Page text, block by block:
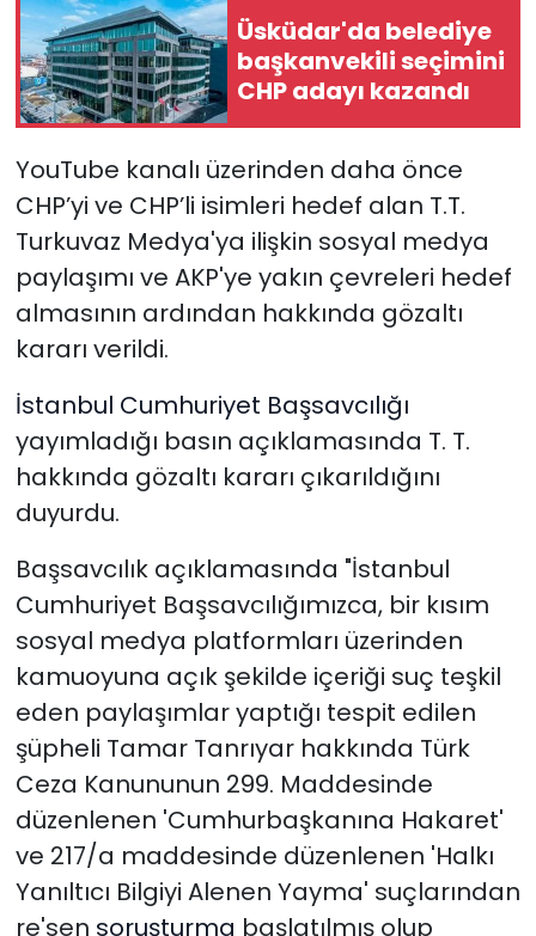
Üsküdar'da belediye
başkanvekili seçimini
CHP adayı kazandı
YouTube kanalı üzerinden daha önce
CHP’yi ve CHP’li isimleri hedef alan T.T.
Turkuvaz Medya'ya ilişkin sosyal medya
paylaşımı ve AKP'ye yakın çevreleri hedef
almasının ardından hakkında gözaltı
kararı verildi.
İstanbul Cumhuriyet Başsavcılığı
yayımladığı basın açıklamasında T. T.
hakkında gözaltı kararı çıkarıldığını
duyurdu.
Başsavcılık açıklamasında "İstanbul
Cumhuriyet Başsavcılığımızca, bir kısım
sosyal medya platformları üzerinden
kamuoyuna açık şekilde içeriği suç teşkil
eden paylaşımlar yaptığı tespit edilen
şüpheli Tamar Tanrıyar hakkında Türk
Ceza Kanununun 299. Maddesinde
düzenlenen 'Cumhurbaşkanına Hakaret'
ve 217/a maddesinde düzenlenen 'Halkı
Yanıltıcı Bilgiyi Alenen Yayma' suçlarından
re'sen soruşturma başlatılmış olup